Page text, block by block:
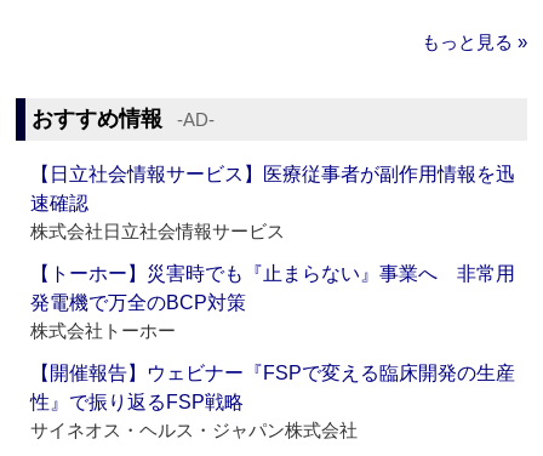
もっと見る »
おすすめ情報 ‐AD‐
【日立社会情報サービス】医療従事者が副作用情報を迅
速確認
株式会社日立社会情報サービス
【トーホー】災害時でも『止まらない』事業へ 非常用
発電機で万全のBCP対策
株式会社トーホー
【開催報告】ウェビナー『FSPで変える臨床開発の生産
性』で振り返るFSP戦略
サイネオス・ヘルス・ジャパン株式会社